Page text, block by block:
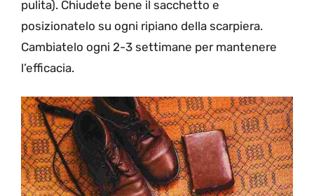
pulita). Chiudete bene il sacchetto e
posizionatelo su ogni ripiano della scarpiera.
Cambiatelo ogni 2-3 settimane per mantenere
l’efficacia.